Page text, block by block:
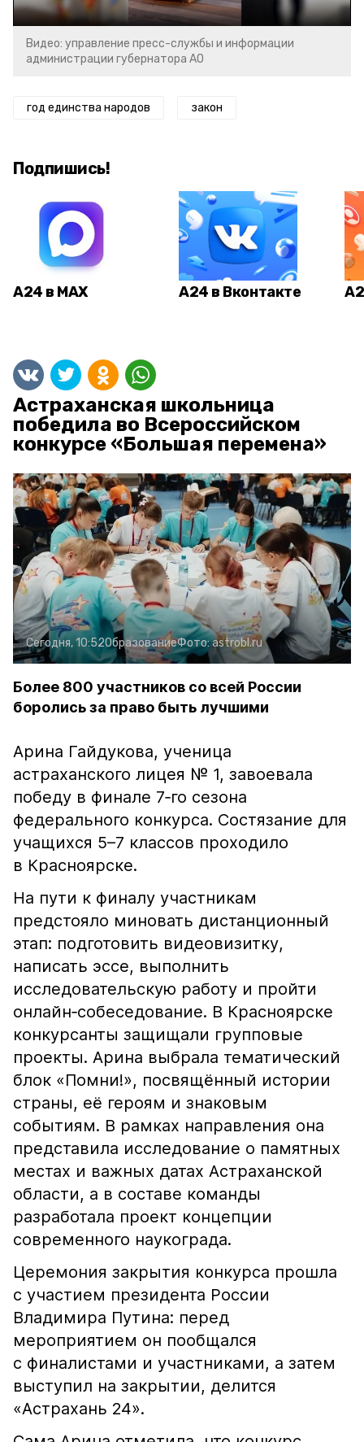
Видео: управление пресс-службы и информации
администрации губернатора АО
год единства народов закон
Подпишись!
А24 в MAX А24 в Вконтакте
Астраханская школьница
победила во Всероссийском
конкурсе «Большая перемена»
Сегодня, 10:52ОбразованиеФото:astrobl.ru
Более 800 участников со всей России
боролись за право быть лучшими
Арина Гайдукова, ученица
астраханского лицея № 1, завоевала
победу в финале 7‑го сезона
федерального конкурса. Состязание для
учащихся 5–7 классов проходило
в Красноярске.
На пути к финалу участникам
предстояло миновать дистанционный
этап: подготовить видеовизитку,
написать эссе, выполнить
исследовательскую работу и пройти
онлайн‑собеседование. В Красноярске
конкурсанты защищали групповые
проекты. Арина выбрала тематический
блок «Помни!», посвящённый истории
страны, её героям и знаковым
событиям. В рамках направления она
представила исследование о памятных
местах и важных датах Астраханской
области, а в составе команды
разработала проект концепции
современного наукограда.
Церемония закрытия конкурса прошла
с участием президента России
Владимира Путина: перед
мероприятием он пообщался
с финалистами и участниками, а затем
выступил на закрытии, делится
«Астрахань 24».